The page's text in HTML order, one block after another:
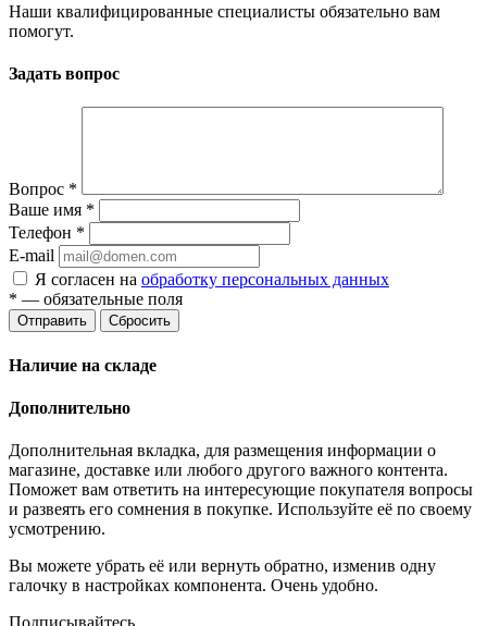
Наши квалифицированные специалисты обязательно вам
помогут.
Задать вопрос
Вопрос *
Ваше имя *
Телефон *
E-mail
Я согласен на обработку персональных данных
* — обязательные поля
Отправить Сбросить
Наличие на складе
Дополнительно
Дополнительная вкладка, для размещения информации о
магазине, доставке или любого другого важного контента.
Поможет вам ответить на интересующие покупателя вопросы
и развеять его сомнения в покупке. Используйте её по своему
усмотрению.
Вы можете убрать её или вернуть обратно, изменив одну
галочку в настройках компонента. Очень удобно.